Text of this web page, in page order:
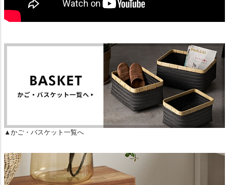
▲かご・バスケット一覧へ